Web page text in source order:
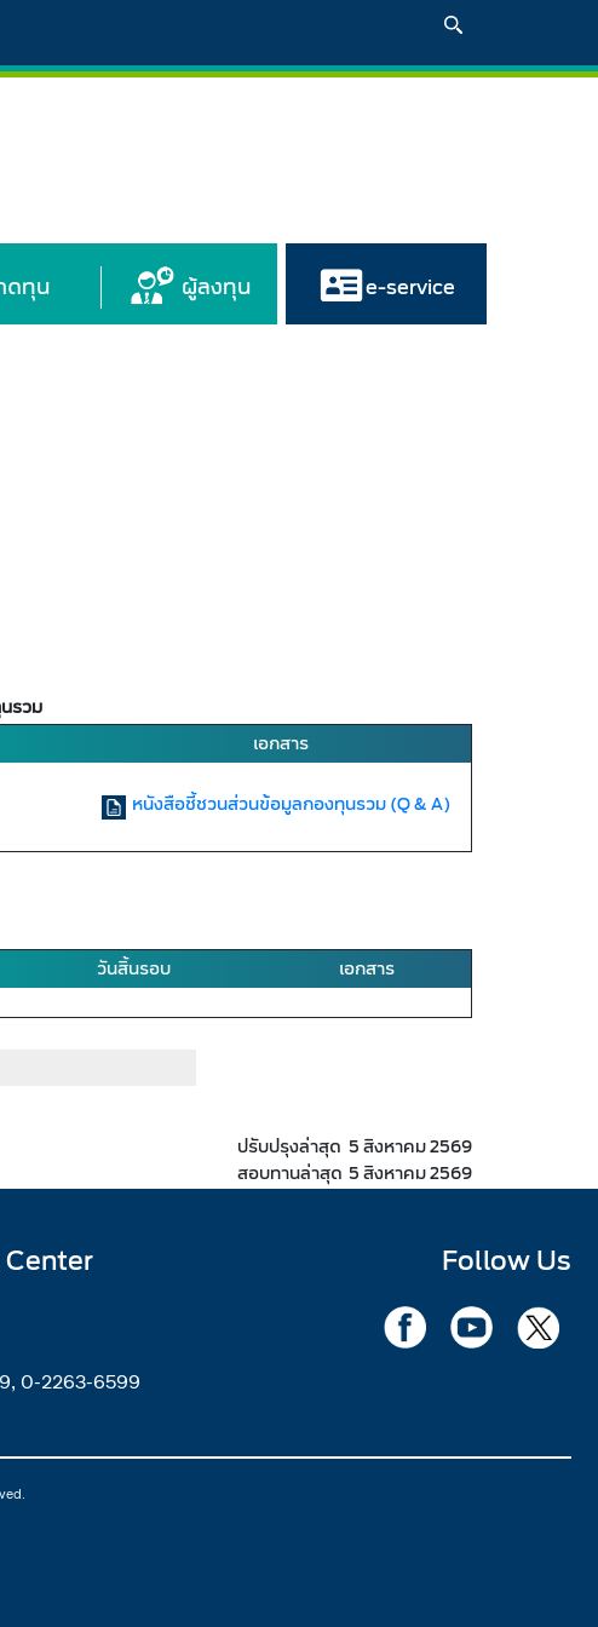
ดทุน ผู้ลงทุน e-service
รวม
เอกสาร
หนังสือชี้ชวนส่วนข้อมูลกองทุนรวม (Q & A)
วันสิ้นรอบ
เอกสาร
ปรับปรุงล่าสุด 5 สิงหาคม 2569
สอบทานล่าสุด 5 สิงหาคม 2569
0-2263-6599
Follow Us